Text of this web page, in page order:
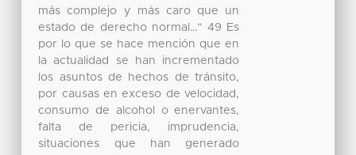
más complejo y más caro que un
estado de derecho normal…” 49 Es
por lo que se hace mención que en
la actualidad se han incrementado
los asuntos de hechos de tránsito,
por causas en exceso de velocidad,
consumo de alcohol o enervantes,
falta de pericia, imprudencia,
situaciones que han generado